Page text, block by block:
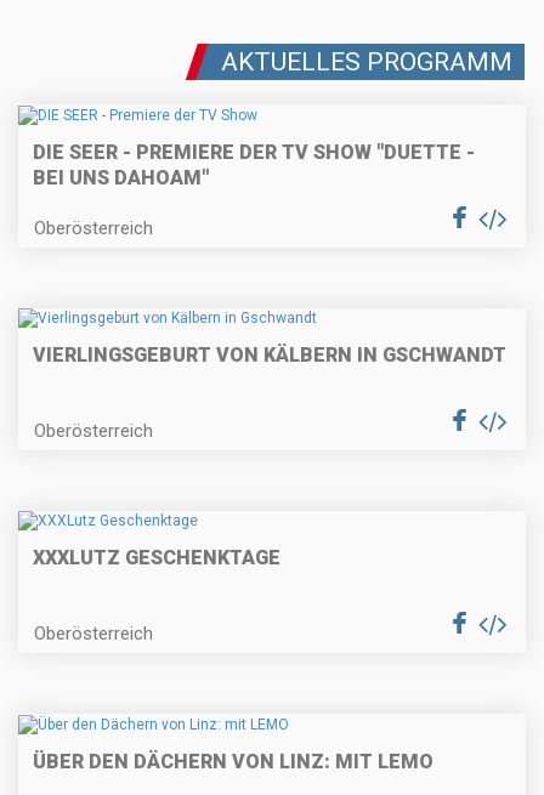
AKTUELLES PROGRAMM
DIE SEER - PREMIERE DER TV SHOW "DUETTE -
BEI UNS DAHOAM"
Oberösterreich
VIERLINGSGEBURT VON KÄLBERN IN GSCHWANDT
Oberösterreich
XXXLUTZ GESCHENKTAGE
Oberösterreich
ÜBER DEN DÄCHERN VON LINZ: MIT LEMO